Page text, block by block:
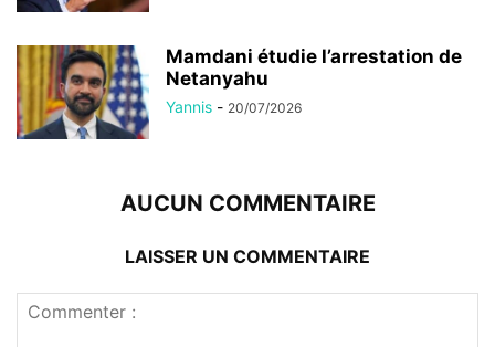
Mamdani étudie l’arrestation de
Netanyahu
Yannis - 20/07/2026
AUCUN COMMENTAIRE
LAISSER UN COMMENTAIRE